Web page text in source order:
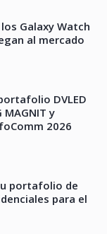
Galaxy Watch
al mercado
DVLED
y
2026
portafolio de
para el